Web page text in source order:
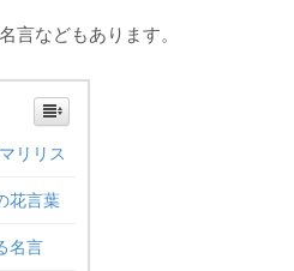
言などもあります。
リリス
花言葉
名言